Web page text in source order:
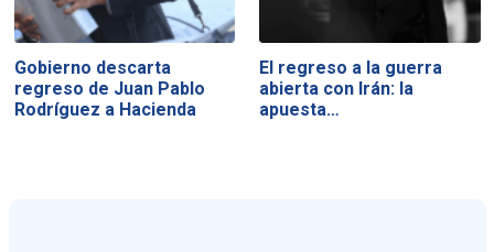
Gobierno descarta
regreso de Juan Pablo
Rodríguez a Hacienda
El regreso a la guerra
abierta con Irán: la
apuesta…